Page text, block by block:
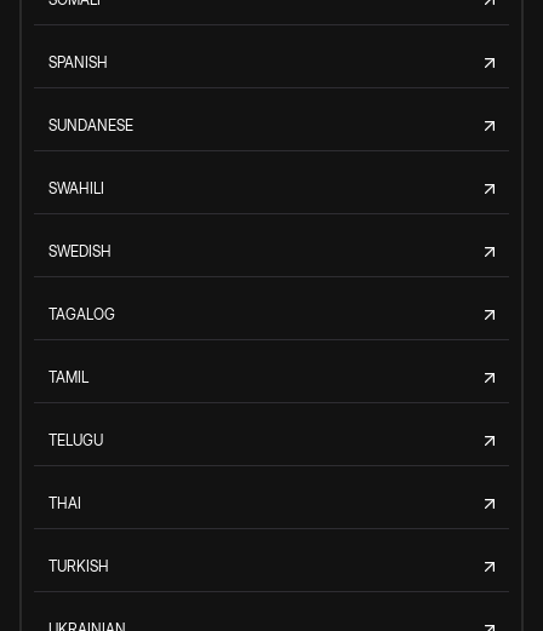
SPANISH
SUNDANESE
SWAHILI
SWEDISH
TAGALOG
TAMIL
TELUGU
THAI
TURKISH